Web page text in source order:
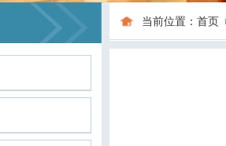
当前位置： 首页